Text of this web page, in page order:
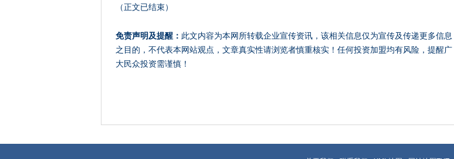
（正文已结束）
免责声明及提醒： 此文内容为本网所转载企业宣传资讯，该相关信息仅为宣传及传递更多信息
之目的，不代表本网站观点，文章真实性请浏览者慎重核实！任何投资加盟均有风险，提醒广
大民众投资需谨慎！